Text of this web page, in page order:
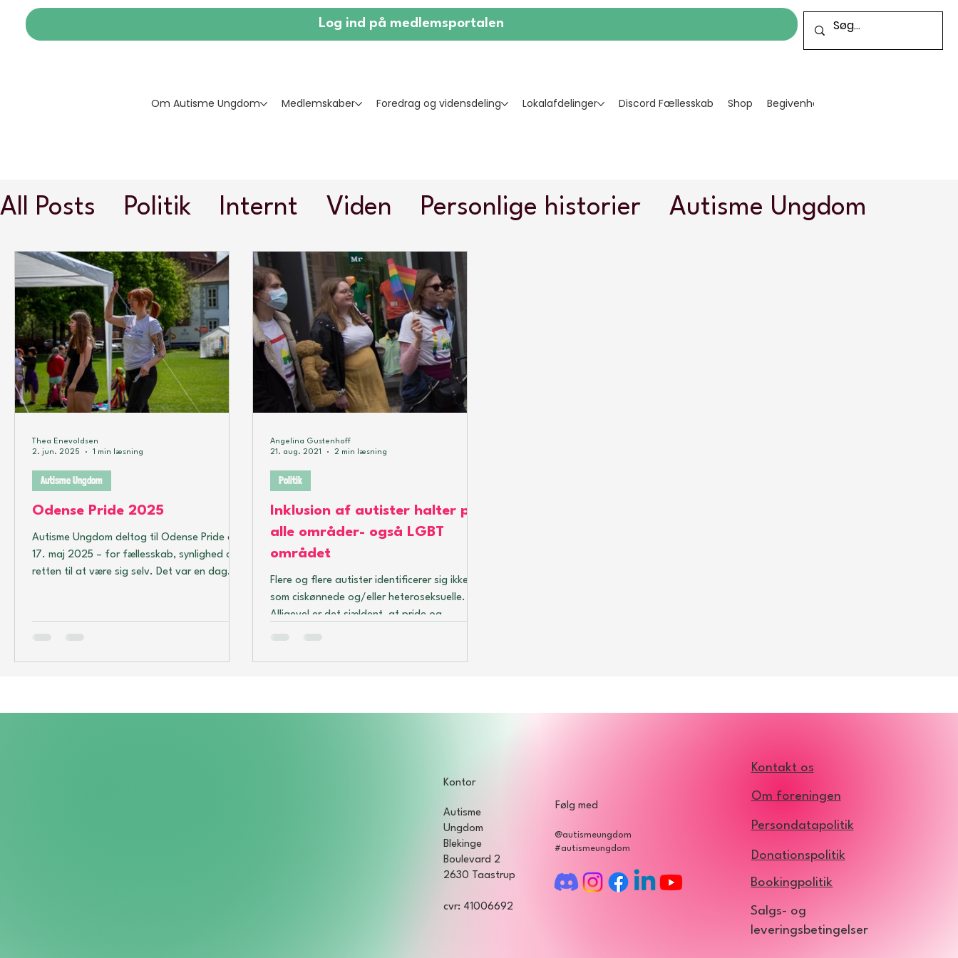
Log ind på medlemsportalen
Om Autisme Ungdom Medlemskaber Foredrag og vidensdeling Lokalafdelinger Discord Fællesskab Shop Begivenheder
All Posts Politik Internt Viden Personlige historier Autisme Ungdom
Autismeviden Vidensbyrd LGBTQ+
Odense Pride 2025
Autisme Ungdom deltog til Odense Pride den
17. maj 2025 – for fællesskab, synlighed og
retten til at være sig selv. Det var en dag
var med og repræsenterede os med
stolthed! Vores forperson Thea og kasserer
Autisme Ungdom
Thea Enevoldsen
2. jun. 2025
1 min læsning
Inklusion af autister halter på
alle områder- også LGBT
området
Flere og flere autister identificerer sig ikke
som ciskønnede og/eller heteroseksuelle.
Alligevel er det sjældent, at pride og
lignende arrangementer bliver gjort
lave om på, for autister har ligeså meget
Politik
Angelina Gustenhoff
21. aug. 2021
2 min læsning
Kontor
Autisme
Ungdom
Blekinge
Boulevard 2
2630 Taastrup
cvr: 41006692
Følg med
@autismeungdom
#autismeungdom
Kontakt os
Om foreningen
Persondatapolitik
Donationspolitik
Bookingpolitik
Salgs- og
leveringsbetingelser